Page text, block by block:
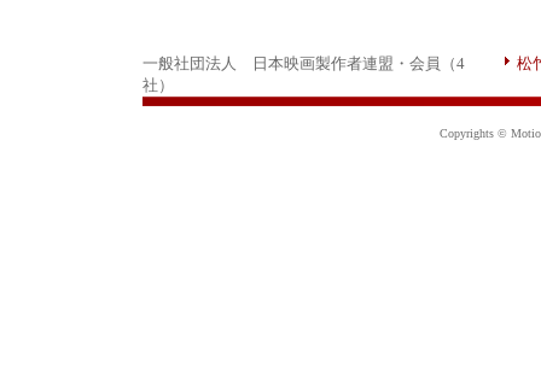
一般社団法人 日本映画製作者連盟・会員（4
社）
松
Copyrights ©